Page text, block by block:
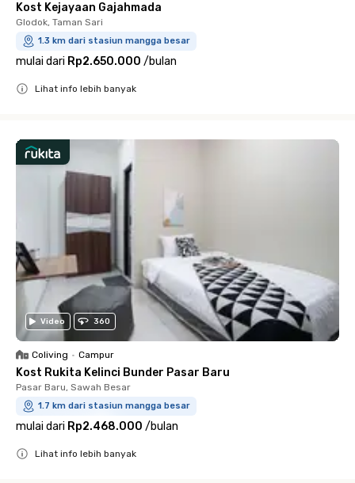
Kost Kejayaan Gajahmada
Glodok, Taman Sari
1.3 km dari stasiun mangga besar
mulai dari Rp2.650.000 /bulan
Lihat info lebih banyak
Video 360
Coliving • Campur
Kost Rukita Kelinci Bunder Pasar Baru
Pasar Baru, Sawah Besar
1.7 km dari stasiun mangga besar
mulai dari Rp2.468.000 /bulan
Lihat info lebih banyak